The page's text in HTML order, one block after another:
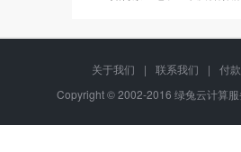
关于我们 | 联系我们 |
付
Copyright © 2002-2016 绿兔云计算